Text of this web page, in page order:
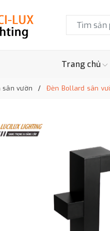
Trang chủ
vườn Đèn Bollard sân